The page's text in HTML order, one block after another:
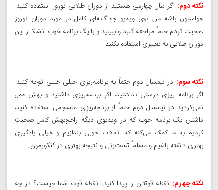
نکته دوم: اگر سال چهارمی هستید از دوران طلایی نوروز استفاده کنید.
حواستون باشه من توی ویدیو جداگانه‌ای کامل در مورد دوران نوروز
صحبت کردم حتماً مراجعه کنید و ببینید و با یک برنامه‌ خوب انشالا از این
دوران طلایی به تعبیری استفاده بکنید.
نکته سوم: در نیمسال دوم حتماً به برنامه‌ریزی خیلی خیلی توجه کنید.
اگر برنامه ریزی درستی نداشتید، اگر برنامه‌ریزی داشتید و بهش عمل
نمی‌کردید در نیمسال دوم حتماً از برنامه‌ریزی منسجمی استفاده کنید،
داشتن یک برنامه خوب که در ویدیوی دیگه راجع‌بهش کامل صحبت
کردیم به ما کمک می‌کنه که اتفاقات خوبی بندازیم و خیلی یادگیری
بهتری داشته باشیم و مسلماً تست‌زنی و نتیجه بهتری در کنکورمون.
نکته چهارم: نقطه قوتتان را پیدا کنید. نقطه قوت شما چیست؟ در چه